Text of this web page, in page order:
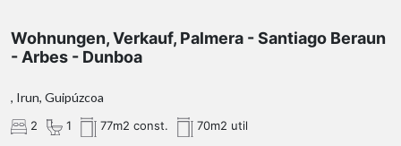
Wohnungen, Verkauf, Palmera - Santiago Beraun
- Arbes - Dunboa
, Irun, Guipúzcoa
2 1 77m2 const. 70m2 util